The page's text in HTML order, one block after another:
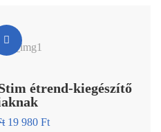
étrend-kiegészítő
19 980 Ft